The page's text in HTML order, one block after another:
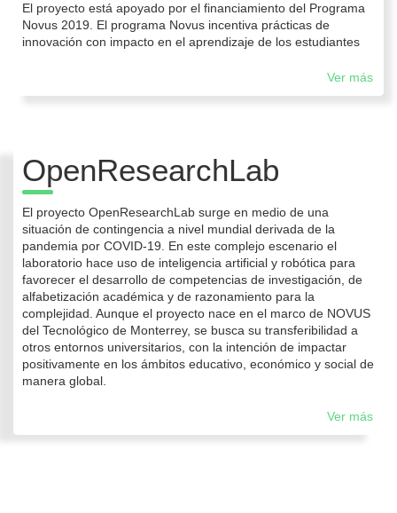
El proyecto está apoyado por el financiamiento del Programa
Novus 2019. El programa Novus incentiva prácticas de
innovación con impacto en el aprendizaje de los estudiantes
Ver más
OpenResearchLab
El proyecto OpenResearchLab surge en medio de una
situación de contingencia a nivel mundial derivada de la
pandemia por COVID-19. En este complejo escenario el
laboratorio hace uso de inteligencia artificial y robótica para
favorecer el desarrollo de competencias de investigación, de
alfabetización académica y de razonamiento para la
complejidad. Aunque el proyecto nace en el marco de NOVUS
del Tecnológico de Monterrey, se busca su transferibilidad a
otros entornos universitarios, con la intención de impactar
positivamente en los ámbitos educativo, económico y social de
manera global.
Ver más